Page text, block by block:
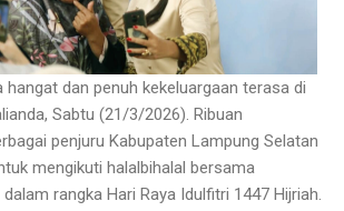
hangat dan penuh kekeluargaan terasa di
Sabtu (21/3/2026). Ribuan
penjuru Kabupaten Lampung Selatan
mengikuti halalbihalal bersama
rangka Hari Raya Idulfitri 1447 Hijriah.